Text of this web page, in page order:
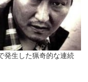
発生した猟奇的な連続